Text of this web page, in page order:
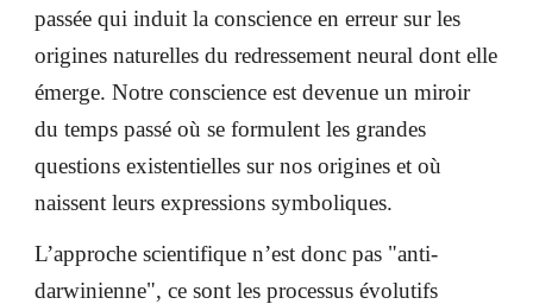
passée qui induit la conscience en erreur sur les
origines naturelles du redressement neural dont elle
émerge. Notre conscience est devenue un miroir
du temps passé où se formulent les grandes
questions existentielles sur nos origines et où
naissent leurs expressions symboliques.
L’approche scientifique n’est donc pas "anti-
darwinienne", ce sont les processus évolutifs